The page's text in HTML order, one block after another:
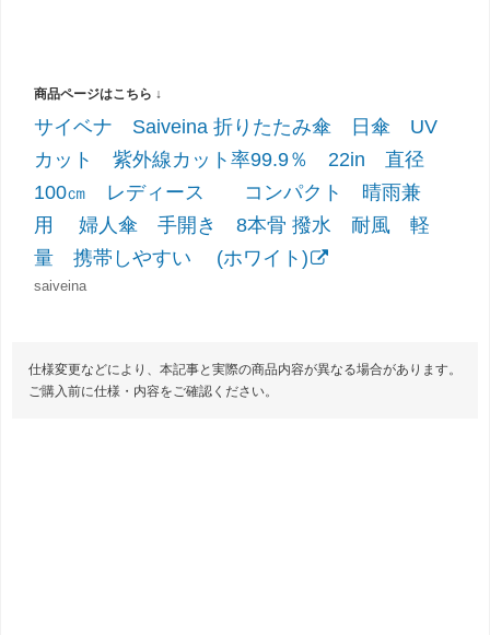
サイベナ Saiveina 折りたたみ傘 日傘 UV
カット 紫外線カット率99.9％ 22in 直径
100㎝ レディース コンパクト 晴雨兼
用 婦人傘 手開き 8本骨 撥水 耐風 軽
量 携帯しやすい (ホワイト)
saiveina
仕様変更などにより、本記事と実際の商品内容が異なる場合があります。
ご購入前に仕様・内容をご確認ください。